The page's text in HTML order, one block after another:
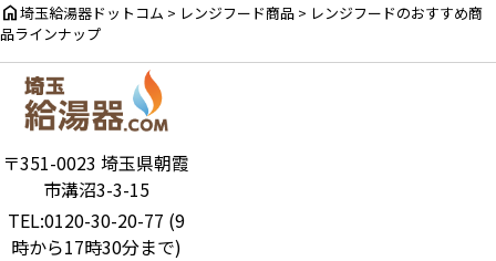
home埼玉給湯器ドットコム > レンジフード商品 > レンジフードのおすすめ商
品ラインナップ
〒351-0023 埼玉県朝霞
市溝沼3-3-15
TEL:0120-30-20-77 (9
時から17時30分まで)